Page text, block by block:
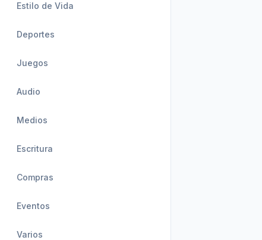
Estilo de Vida
Deportes
Juegos
Audio
Medios
Escritura
Compras
Eventos
Varios